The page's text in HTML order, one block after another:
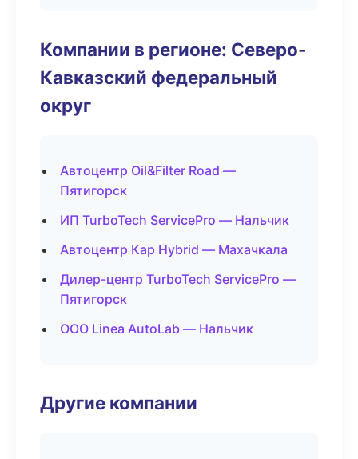
Компании в регионе: Северо-
Кавказский федеральный
округ
Автоцентр Oil&Filter Road —
Пятигорск
ИП TurboTech ServicePro — Нальчик
Автоцентр Кар Hybrid — Махачкала
Дилер-центр TurboTech ServicePro —
Пятигорск
ООО Linea AutoLab — Нальчик
Другие компании